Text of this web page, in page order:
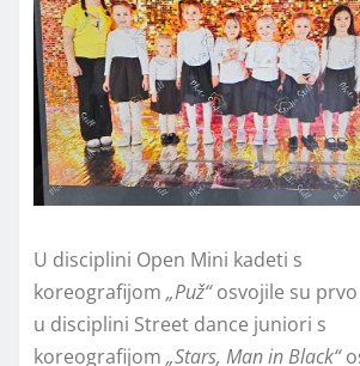
U disciplini Open Mini kadeti s
koreografijom „Puž“osvojile su
u disciplini Street dance juniori s
koreografijom „Stars, Man in Black“